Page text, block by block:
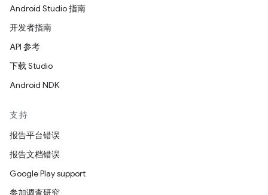
Android Studio 指南
开发者指南
API 参考
下载 Studio
Android NDK
支持
报告平台错误
报告文档错误
Google Play support
参加调查研究